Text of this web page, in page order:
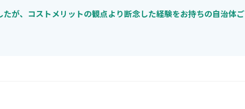
が、コストメリットの観点より断念した経験をお持ちの自治体ご